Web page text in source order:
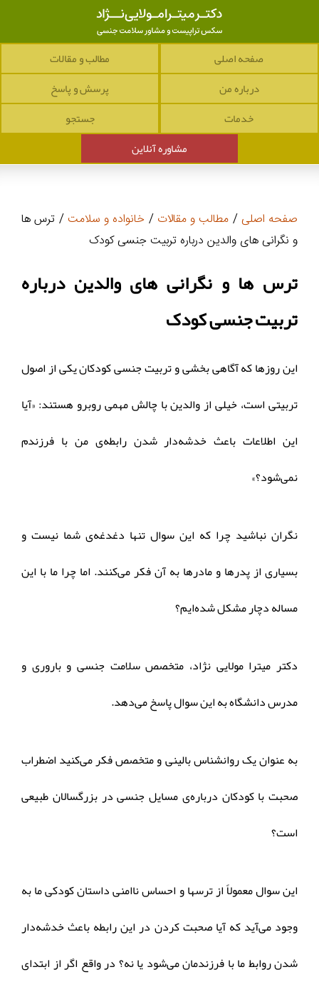
صفحه اصلی
مطالب و مقالات
درباره من
پرسش و پاسخ
خدمات
جستجو
مشاوره آنلاین
صفحه اصلی / مطالب و مقالات / خانواده و سلامت / ترس ها
و نگرانی های والدین درباره تربیت جنسی کودک
ترس ها و نگرانی های والدین درباره
تربیت جنسی کودک
این روزها که آگاهی بخشی و تربیت جنسی کودکان یکی از اصول
تربیتی است، خیلی از والدین با چالش مهمی روبرو هستند: «آیا
این اطلاعات باعث خدشه‌دار شدن رابطه‌ی من با فرزندم
نمی‌شود؟»
نگران نباشید چرا که این سوال تنها دغدغه‌ی شما نیست و
بسیاری از پدرها و مادرها به آن فکر می‌کنند. اما چرا ما با این
مساله دچار مشکل شده‌ایم؟
دکتر میترا مولایی نژاد، متخصص سلامت جنسی و باروری و
مدرس دانشگاه به این سوال پاسخ می‌دهد.
به عنوان یک روانشناس بالینی و متخصص فکر می‌کنید اضطراب
صحبت با کودکان درباره‌ی مسایل جنسی در بزرگسالان طبیعی
است؟
این سوال معمولاً از ترسها و احساس ناامنی داستان کودکی ما به
وجود می‌آید که آیا صحبت کردن در این رابطه باعث خدشه‌دار
شدن روابط ما با فرزندمان می‌شود یا نه؟ در واقع اگر از ابتدای